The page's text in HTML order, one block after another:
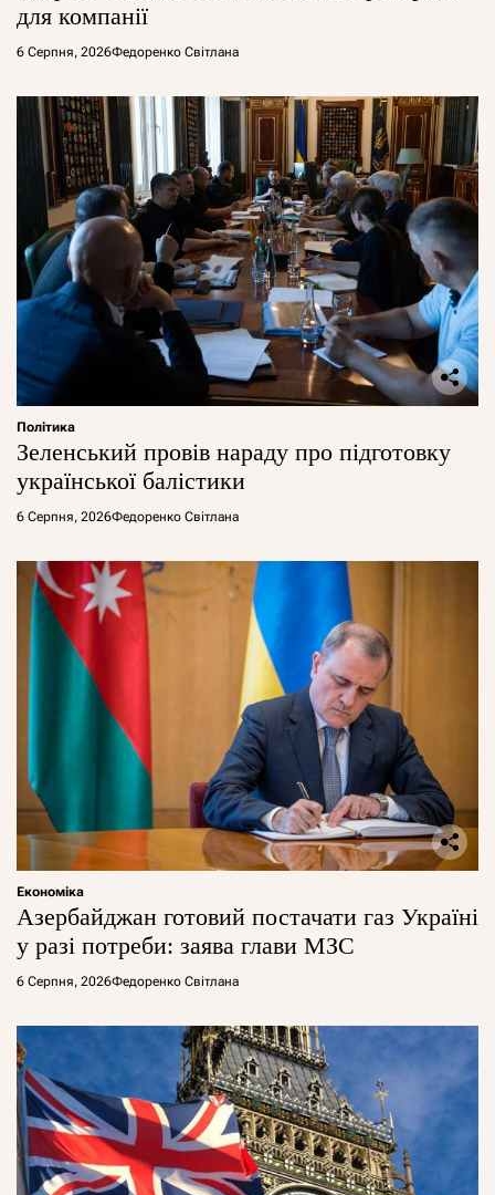
для компанії
6 Серпня, 2026Федоренко Світлана
Політика
Зеленський провів нараду про підготовку
української балістики
6 Серпня, 2026Федоренко Світлана
Економіка
Азербайджан готовий постачати газ Україні
у разі потреби: заява глави МЗС
6 Серпня, 2026Федоренко Світлана